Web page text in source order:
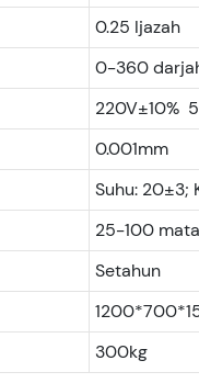
0.25 Ijazah
0-360
220V±10%
0.001mm
Suhu: 20±3;
25-100
Setahun
300kg